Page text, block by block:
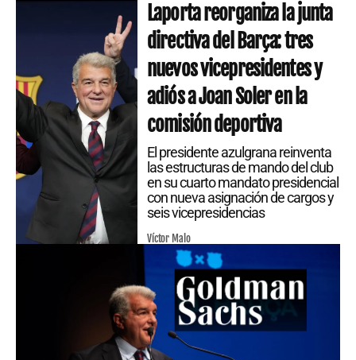
Laporta reorganiza la junta
directiva del Barça: tres
nuevos vicepresidentes y
adiós a Joan Soler en la
comisión deportiva
El presidente azulgrana reinventa
las estructuras de mando del club
en su cuarto mandato presidencial
con nueva asignación de cargos y
seis vicepresidencias
Víctor Malo